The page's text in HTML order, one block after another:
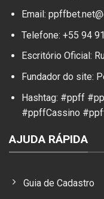
Email:
Telefone: +55 94
Escritório Oficial:
Fundador do site:
Hashtag: #ppff
#ppffCassino
AJUDA RÁPIDA
Guia de Cadastro